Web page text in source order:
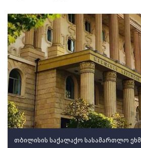
თბილისის საქალაქო სასამართლო